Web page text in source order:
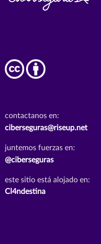
contactanos en:
ciberseguras@riseup.net
juntemos fuerzas en:
@ciberseguras
este sitio está alojado en:
Cl4ndestina